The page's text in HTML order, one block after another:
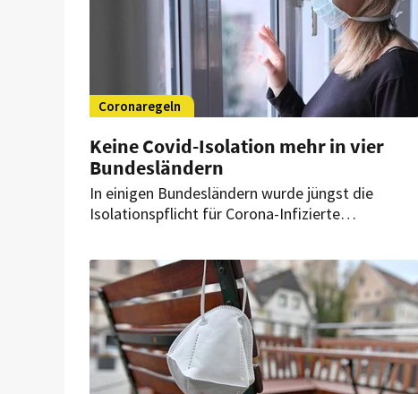
Coronaregeln
Keine Covid-Isolation mehr in vier
Bundesländern
In einigen Bundesländern wurde jüngst die
Isolationspflicht für Corona-Infizierte
weiterhin eingehalten werden. Gibt es
Sonderregeln für das Gastgewerbe?